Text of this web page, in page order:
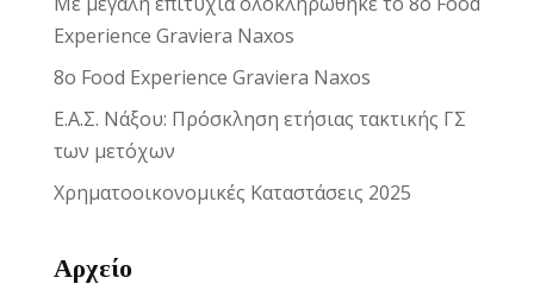
Experience Graviera Naxos
8ο Food Experience Graviera Naxos
Ε.Α.Σ. Νάξου: Πρόσκληση ετήσιας τακτικής ΓΣ
των μετόχων
Χρηματοοικονομικές Καταστάσεις 2025
Αρχείο